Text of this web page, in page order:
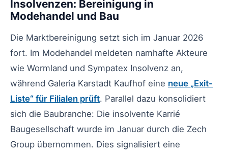
Insolvenzen: Bereinigung in
Modehandel und Bau
Die Marktbereinigung setzt sich im Januar 2026
fort. Im Modehandel meldeten namhafte Akteure
wie Wormland und Sympatex Insolvenz an,
während Galeria Karstadt Kaufhof eine neue „Exit-
Liste“ für Filialen prüft. Parallel dazu konsolidiert
sich die Baubranche: Die insolvente Karrié
Baugesellschaft wurde im Januar durch die Zech
Group übernommen. Dies signalisiert eine